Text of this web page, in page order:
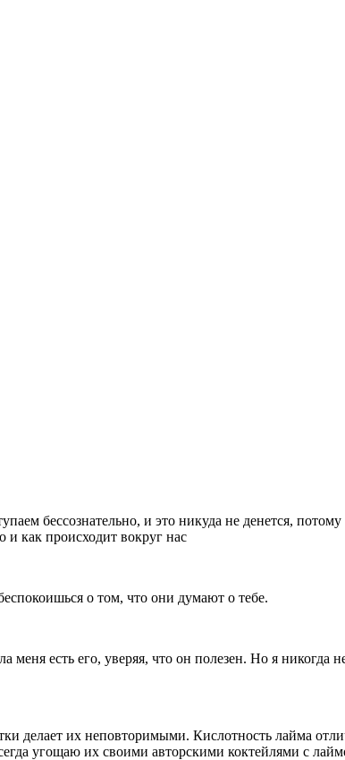
бессознательно, и это никуда не денется,
и как происходит вокруг нас
о том, что они думают о тебе.
есть его, уверяя, что он полезен. Но я никогда
делает их неповторимыми. Кислотность лайма
угощаю их своими авторскими коктейлями с